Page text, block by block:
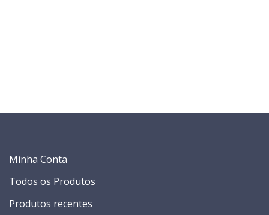
Minha Conta
Todos os Produtos
Produtos recentes